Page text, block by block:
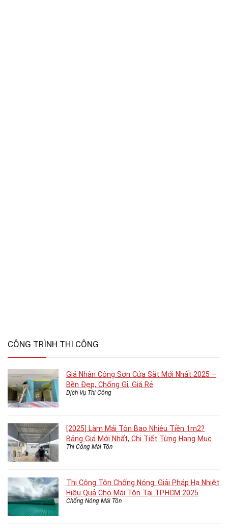
CÔNG TRÌNH THI CÔNG
Giá Nhân Công Sơn Cửa Sắt Mới Nhất 2025 –
Bền Đẹp, Chống Gỉ, Giá Rẻ
Dịch Vụ Thi Công
[2025] Làm Mái Tôn Bao Nhiêu Tiền 1m2?
Bảng Giá Mới Nhất, Chi Tiết Từng Hạng Mục
Thi Công Mái Tôn
Thi Công Tôn Chống Nóng: Giải Pháp Hạ Nhiệt
Hiệu Quả Cho Mái Tôn Tại TP.HCM 2025
Chống Nóng Mái Tôn